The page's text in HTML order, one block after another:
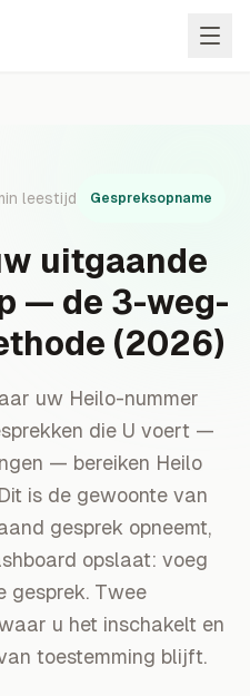
leestijd Gespreksopname
uitgaande
— de 3-weg-
(2026)
uw Heilo-nummer
die U voert —
— bereiken Heilo
is de gewoonte van
gesprek opneemt,
opslaat: voeg
gesprek. Twee
u het inschakelt en
toestemming blijft.